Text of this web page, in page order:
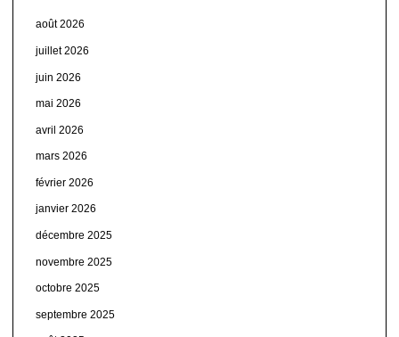
août 2026
juillet 2026
juin 2026
mai 2026
avril 2026
mars 2026
février 2026
janvier 2026
décembre 2025
novembre 2025
octobre 2025
septembre 2025